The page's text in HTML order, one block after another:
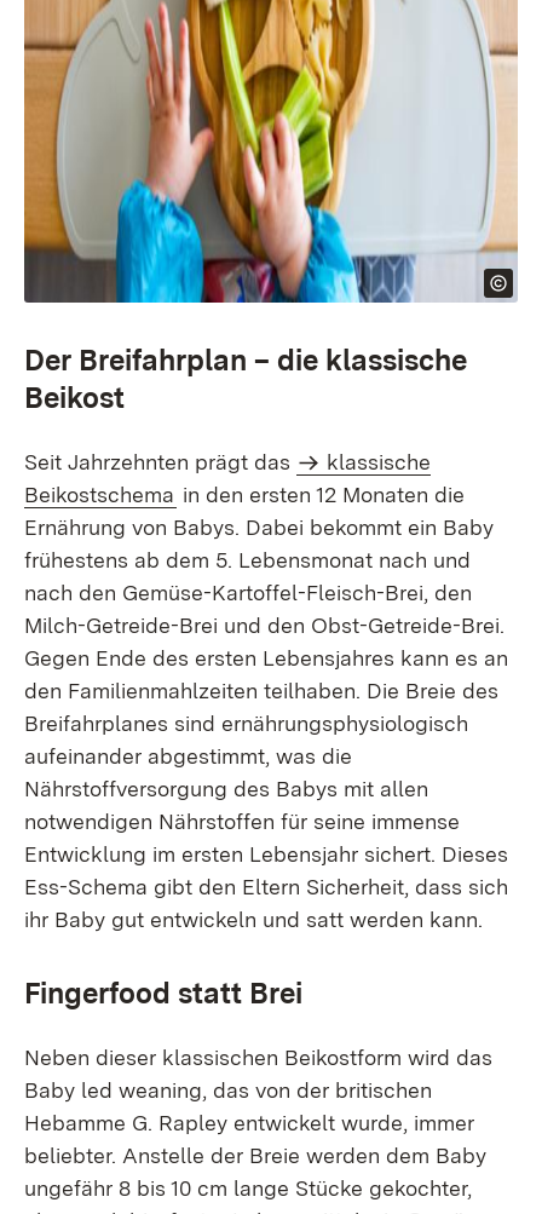
Der Breifahrplan – die klassische
Beikost
Seit Jahrzehnten prägt das
klassische
Beikostschema in den ersten 12 Monaten die
Ernährung von Babys. Dabei bekommt ein Baby
frühestens ab dem 5. Lebensmonat nach und
nach den Gemüse-Kartoffel-Fleisch-Brei, den
Milch-Getreide-Brei und den Obst-Getreide-Brei.
Gegen Ende des ersten Lebensjahres kann es an
den Familienmahlzeiten teilhaben. Die Breie des
Breifahrplanes sind ernährungsphysiologisch
aufeinander abgestimmt, was die
Nährstoffversorgung des Babys mit allen
notwendigen Nährstoffen für seine immense
Entwicklung im ersten Lebensjahr sichert. Dieses
Ess-Schema gibt den Eltern Sicherheit, dass sich
ihr Baby gut entwickeln und satt werden kann.
Fingerfood statt Brei
Neben dieser klassischen Beikostform wird das
Baby led weaning, das von der britischen
Hebamme G. Rapley entwickelt wurde, immer
beliebter. Anstelle der Breie werden dem Baby
ungefähr 8 bis 10 cm lange Stücke gekochter,